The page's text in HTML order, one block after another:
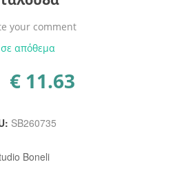
your comment
απόθεμα
Original
price
€11.63Η
τρέχουσα
SB260735
Boneli